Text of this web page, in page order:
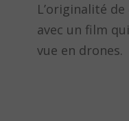
L’originalité
avec un film
vue en drones.